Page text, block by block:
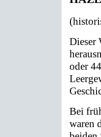
Dieser
oder
Bei
waren